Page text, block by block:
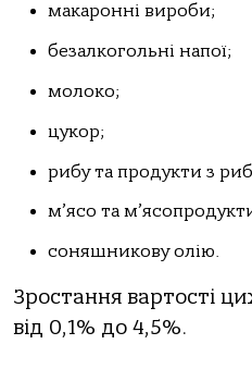
макаронні вироби;
безалкогольні напої;
молоко;
цукор;
рибу та продукти з
м’ясо та
соняшникову олію.
Зростання вартості
від 0,1% до 4,5%.